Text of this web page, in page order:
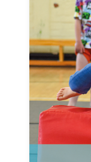
Fynwy